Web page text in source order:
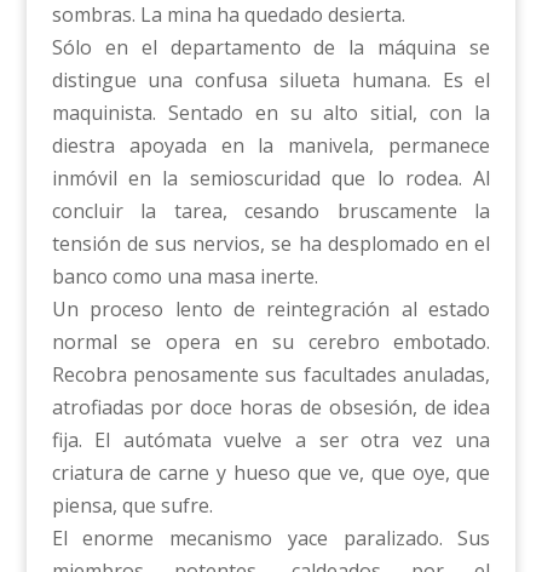
sombras. La mina ha quedado desierta.
Sólo en el departamento de la máquina se
distingue una confusa silueta humana. Es el
maquinista. Sentado en su alto sitial, con la
diestra apoyada en la manivela, permanece
inmóvil en la semioscuridad que lo rodea. Al
concluir la tarea, cesando bruscamente la
tensión de sus nervios, se ha desplomado en el
banco como una masa inerte.
Un proceso lento de reintegración al estado
normal se opera en su cerebro embotado.
Recobra penosamente sus facultades anuladas,
atrofiadas por doce horas de obsesión, de idea
fija. El autómata vuelve a ser otra vez una
criatura de carne y hueso que ve, que oye, que
piensa, que sufre.
El enorme mecanismo yace paralizado. Sus